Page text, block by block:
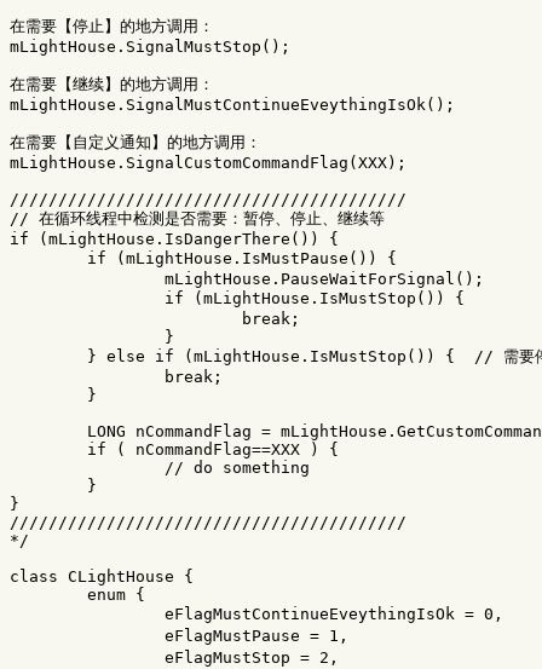
在需要【停止】的地方调用：
mLightHouse.SignalMustStop();
在需要【继续】的地方调用：
mLightHouse.SignalMustContinueEveythingIsOk();
在需要【自定义通知】的地方调用：
mLightHouse.SignalCustomCommandFlag(XXX);
/////////////////////////////////////////
// 在循环线程中检测是否需要：暂停、停止、继续等
if (mLightHouse.IsDangerThere()) {
}
/////////////////////////////////////////
*/
class CLightHouse
{
enum {
eFlagMustContinueEveythingIsOk = 0 ,
eFlagMustPause = 1 ,
eFlagMustStop = 2 ,